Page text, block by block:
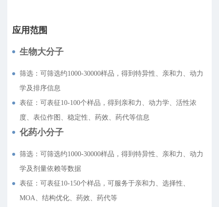
应用范围
生物大分子
筛选：可筛选约1000-30000样品，得到特异性、亲和力、动力
学及排序信息
表征：可表征10-100个样品，得到亲和力、动力学、活性浓
度、表位作图、稳定性、药效、药代等信息
化药小分子
筛选：可筛选约1000-30000样品，得到特异性、亲和力、动力
学及剂量依赖等数据
表征：可表征10-150个样品，可服务于亲和力、选择性、
MOA、结构优化、药效、药代等